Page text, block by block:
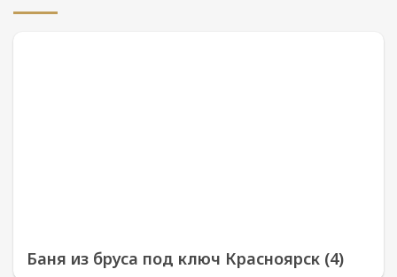
Баня из бруса под ключ Красноярск (4)